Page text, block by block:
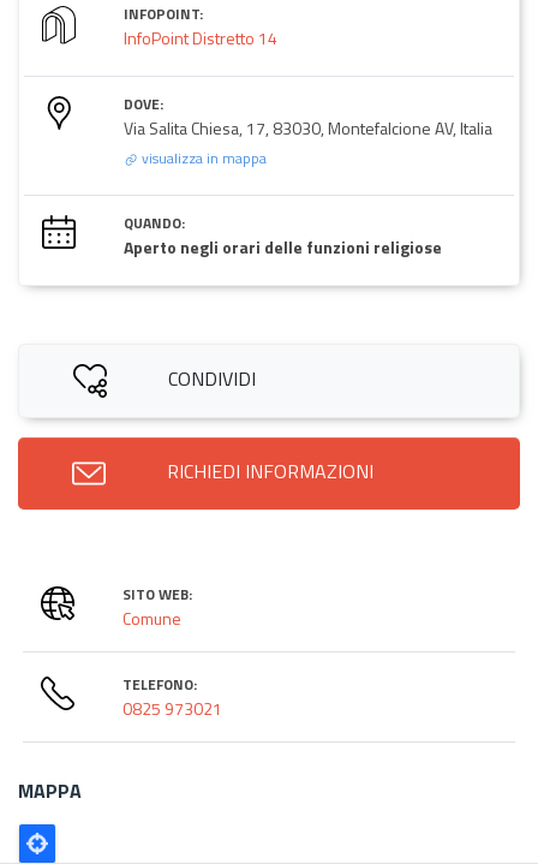
INFOPOINT:
InfoPoint Distretto 14
DOVE:
Via Salita Chiesa, 17, 83030, Montefalcione AV, Italia
visualizza in mappa
QUANDO:
Aperto negli orari delle funzioni religiose
CONDIVIDI
RICHIEDI INFORMAZIONI
SITO WEB:
Comune
TELEFONO:
0825 973021
MAPPA
Poligono